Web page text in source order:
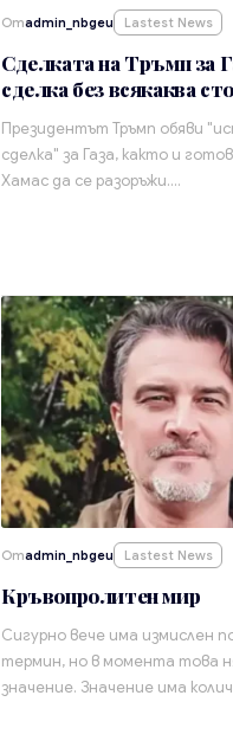
Отadmin_nbgeu Lastest News
Сделката на Тръмп за
сделка без всякаква
Президентът Тръмп обяви
сделка" за Газа, както и
Хамас да се разоръжи.…
Отadmin_nbgeu Lastest News
Кръвопролитен мир
Сигурно вече има измислен
термин, но в момента това
значение. Значение има